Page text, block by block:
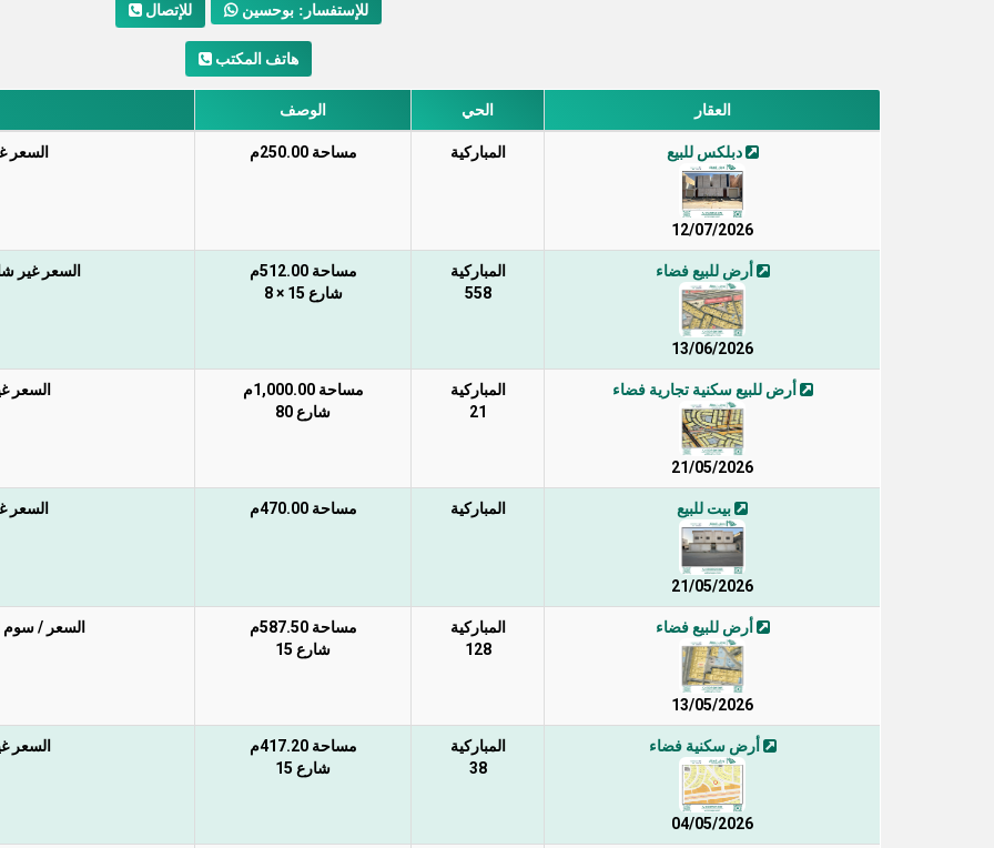
للإتصال للإستفسار: بوحسين
هاتف المكتب
العقار الحي الوصف
دبلكس للبيع
12/07/2026
المباركية مساحة 250.00م السعر
أرض للبيع فضاء
13/06/2026
المباركية
558
مساحة 512.00م
شارع 15 × 8
السعر غير شامل
أرض للبيع سكنية تجارية فضاء
21/05/2026
المباركية
21
مساحة 1,000.00م
شارع 80
السعر
بيت للبيع
21/05/2026
المباركية مساحة 470.00م السعر
أرض للبيع فضاء
13/05/2026
المباركية
128
مساحة 587.50م
شارع 15
السعر / سوم المتر 1800 ريال غير شامل
أرض سكنية فضاء
04/05/2026
المباركية
38
مساحة 417.20م
شارع 15
السعر